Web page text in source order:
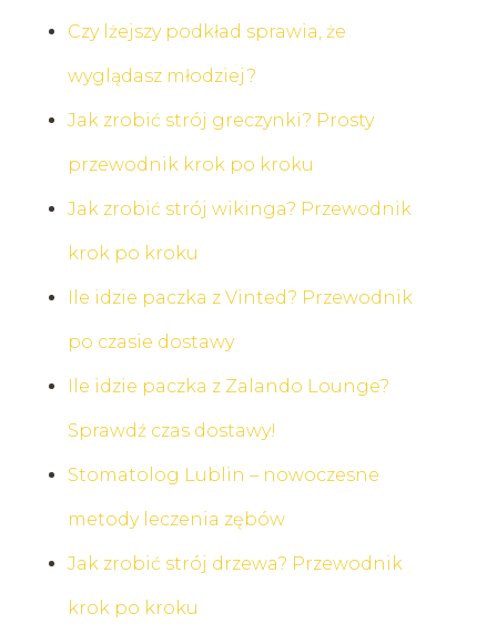
Czy lżejszy podkład sprawia, że
wyglądasz młodziej?
Jak zrobić strój greczynki? Prosty
przewodnik krok po kroku
Jak zrobić strój wikinga? Przewodnik
krok po kroku
Ile idzie paczka z Vinted? Przewodnik
po czasie dostawy
Ile idzie paczka z Zalando Lounge?
Sprawdź czas dostawy!
Stomatolog Lublin – nowoczesne
metody leczenia zębów
Jak zrobić strój drzewa? Przewodnik
krok po kroku